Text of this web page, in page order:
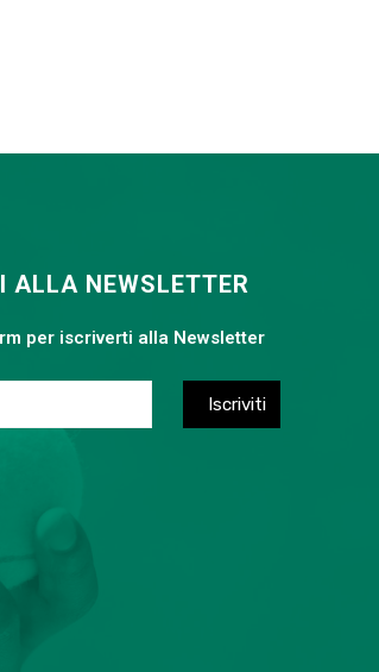
ALLA NEWSLETTER
per iscriverti alla Newsletter